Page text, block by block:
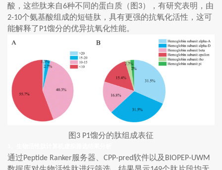
酸，这些肽来自6种不同的蛋白质（图 3），有研究表明，由
2-10个氨基酸组成的短链肽，具有更强的抗氧化活性，这可
能解释了P1馏分的优异抗氧化性能。
图 3 P1馏分的肽组成表征
通过Peptide Ranker服务器、 CPP-pred软件以及 BIOPEP-UWM